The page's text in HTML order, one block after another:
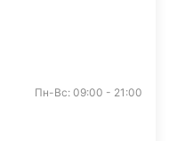
Пн-Вс: 09:00 - 21:00